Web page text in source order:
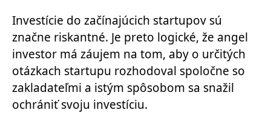
Investície do začínajúcich startupov sú
značne riskantné. Je preto logické, že angel
investor má záujem na tom, aby o určitých
otázkach startupu rozhodoval spoločne so
zakladateľmi a istým spôsobom sa snažil
ochrániť svoju investíciu.